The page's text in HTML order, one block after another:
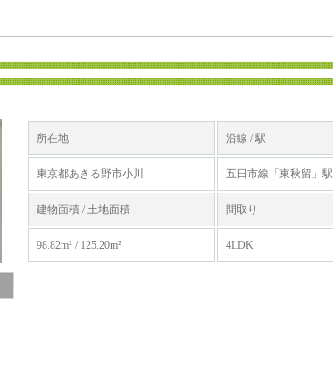
所在地 沿線 / 駅
東京都あきる野市小川 五日市線「東秋留」駅
建物面積 / 土地面積 間取り
98.82m² / 125.20m² 4LDK